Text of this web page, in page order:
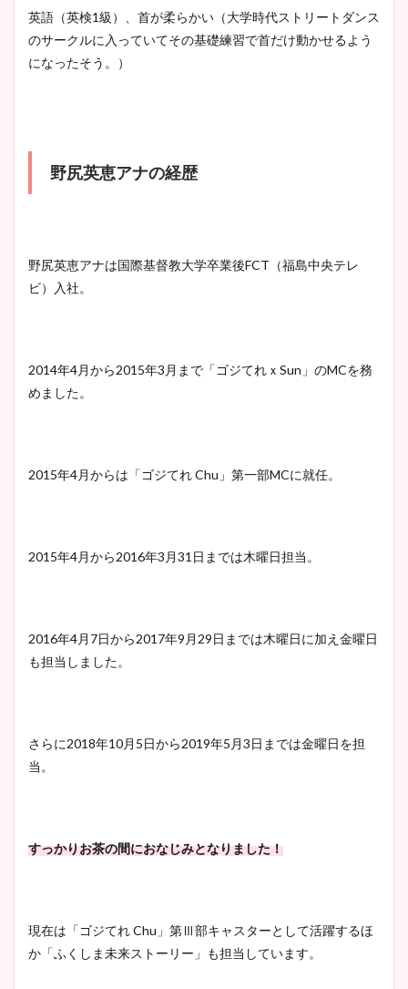
英語（英検1級）、首が柔らかい（大学時代ストリートダンス
のサークルに入っていてその基礎練習で首だけ動かせるよう
になったそう。）
野尻英恵アナの経歴
野尻英恵アナは国際基督教大学卒業後FCT（福島中央テレ
ビ）入社。
2014年4月から2015年3月まで「ゴジてれｘSun」のMCを務
めました。
2015年4月からは「ゴジてれ Chu」第一部MCに就任。
2015年4月から2016年3月31日までは木曜日担当。
2016年4月7日から2017年9月29日までは木曜日に加え金曜日
も担当しました。
さらに2018年10月5日から2019年5月3日までは金曜日を担
当。
すっかりお茶の間におなじみとなりました！
現在は「ゴジてれ Chu」第Ⅲ部キャスターとして活躍するほ
か「ふくしま未来ストーリー」も担当しています。